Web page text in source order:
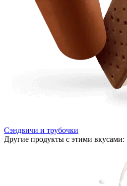
Сэндвичи и трубочки
Другие продукты с этими вкусами: